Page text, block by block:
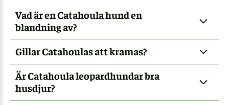
Vad är en Catahoula hund en
blandning av?
Gillar Catahoulas att kramas?
Är Catahoula leopardhundar bra
husdjur?